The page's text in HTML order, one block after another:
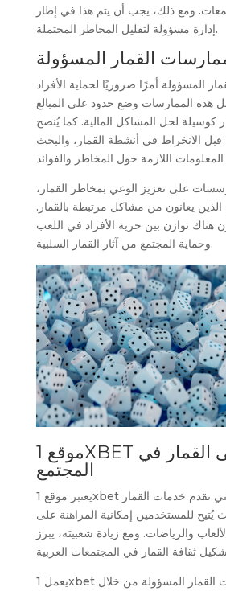
ومع ذلك، يجب أن يتم هذا في إطار
إدارة مسؤولة لتقليل المخاطر المحتملة.
القمار المسؤولة
المسؤولة أمرًا ضروريًا لحماية الأفراد
هذه الممارسات وضع حدود على المبالغ
كوسيلة لحل المشاكل المالية. كما يُنصح
قبل الانخراط في أنشطة القمار، والبحث
على تعزيز الوعي بمخاطر القمار،
يعانون من مشاكل مرتبطة بالقمار.
هناك توازن بين حرية الأفراد في اللعب
وحماية المجتمع من آثار القمار السلبية.
موقع 1XBET وتأثيره على القمار في
المجتمع
يعتبر موقع 1xbet من أبرز المنصات التي تقدم خدمات القمار
يُتيح للمستخدمين إمكانية المراهنة على
والرياضات. ومع زيادة شعبيته، يبرز
يعمل 1xbet على تعزيز ممارسات القمار المسؤولة من خلال